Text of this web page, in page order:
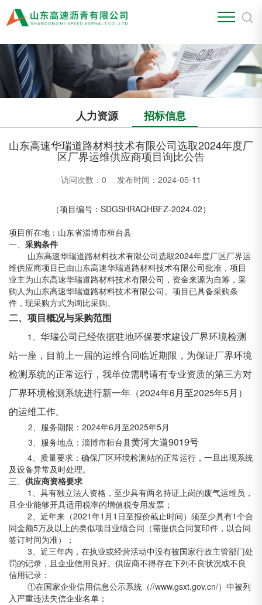
人力资源
招标信息
山东高速华瑞道路材料技术有限公司选取2024年度厂
区厂界运维供应商项目询比公告
访问次数： 0 发布时间：2024-05-11
（项目编号：SDGSHRAQHBFZ-2024-02）
项目所在地：山东省淄博市桓台县
一、 采购条件
山东高速华瑞道路材料技术有限公司选取2024年度厂区厂界运
维供应商项目已由山东高速华瑞道路材料技术有限公司批准，项目
业主为山东高速华瑞道路材料技术有限公司，资金来源为自筹，采
购人为山东高速华瑞道路材料技术有限公司。项目已具备采购条
件，现采购方式为询比采购。
二、项目概况与采购范围
1、 华瑞公司已经依据驻地环保要求建设厂界环境检测
站一座，目前上一届的运维合同临近期限，为保证厂界环境
检测系统的正常运行，我单位需聘请有专业资质的第三方对
厂界环境检测系统进行新一年（2024年6月至2025年5月）
的运维工作。
2、服务期限：2024年6月至2025年5月
3、服务地点：淄博市桓台县黄河大道9019号
4、质量要求：确保厂区环境检测站的正常运行，一旦出现系统
及设备异常及时处理。
三、 供应商资格要求
1、具有独立法人资格，至少具有两名持证上岗的废气运维员，
且企业能够开具适用税率的增值税专用发票；
2、近年来（2021年1月1日至报价截止时间）须至少具有1个合
同金额5万及以上的类似项目业绩合同（需提供合同复印件，以合同
签订时间为准）；
3、近三年内，在执业或经营活动中没有被国家行政主管部门处
罚的记录，且企业信用良好。供应商不得存在下列不良状况或不良
信用记录：
①在国家企业信用信息公示系统（//www.gsxt.gov.cn/）中被列
入严重违法失信企业名单；